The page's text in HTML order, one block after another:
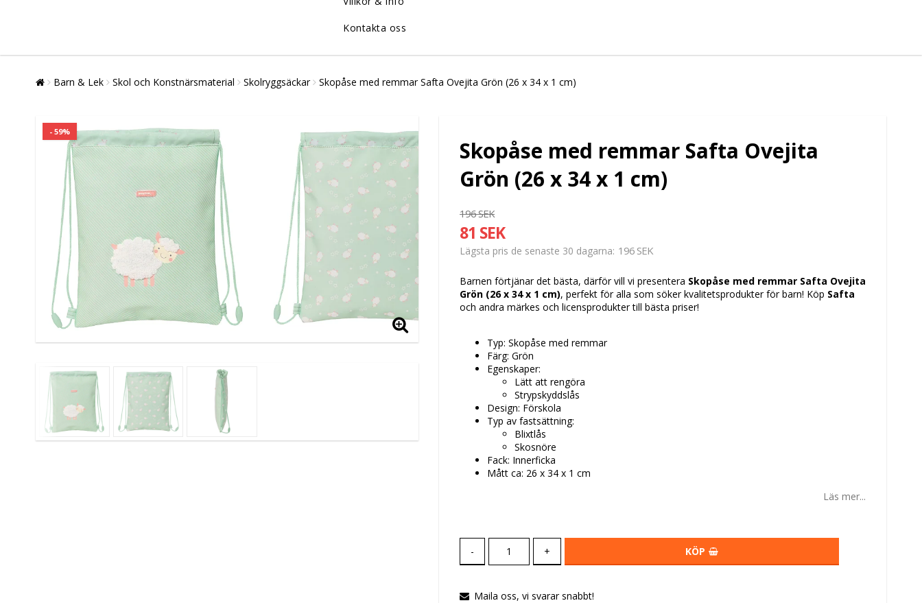
Kontakta oss
Barn & Lek Skol och Konstnärsmaterial Skolryggsäckar Skopåse med remmar Safta Ovejita Grön (26 x 34 x 1 cm)
- 59%
Skopåse med remmar Safta Ovejita
Grön (26 x 34 x 1 cm)
196 SEK
81 SEK
Lägsta pris de senaste 30 dagarna 196 SEK
Barnen förtjänar det bästa, därför vill vi presentera Skopåse med remmar Safta Ovejita
Grön (26 x 34 x 1 cm), perfekt för alla som söker kvalitetsprodukter för barn! Köp Safta
och andra märkes och licensprodukter till bästa priser!
Typ: Skopåse med remmar
Färg: Grön
Egenskaper:
Lätt att rengöra
Strypskyddslås
Design: Förskola
Typ av fastsättning:
Blixtlås
Skosnöre
Fack: Innerficka
Mått ca: 26 x 34 x 1 cm
Läs mer...
- + KÖP
Maila oss, vi svarar snabbt!